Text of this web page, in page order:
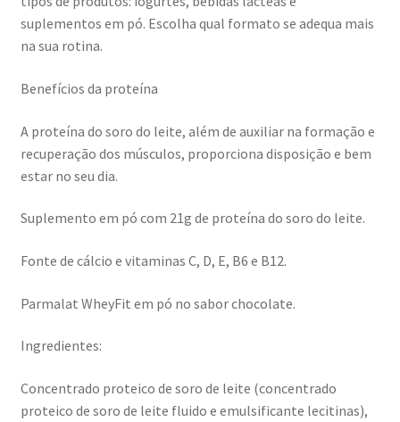
suplementos em pó. Escolha qual formato se adequa mais
na sua rotina.
Benefícios da proteína
A proteína do soro do leite, além de auxiliar na formação e
recuperação dos músculos, proporciona disposição e bem
estar no seu dia.
Suplemento em pó com 21g de proteína do soro do leite.
Fonte de cálcio e vitaminas C, D, E, B6 e B12.
Parmalat WheyFit em pó no sabor chocolate.
Ingredientes:
Concentrado proteico de soro de leite (concentrado
proteico de soro de leite fluido e emulsificante lecitinas),